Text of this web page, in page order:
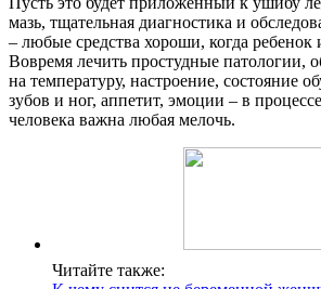
мазь, тщательная диагностика и
– любые средства хороши, когда ребенок
Вовремя лечить простудные патологии,
на температуру, настроение, состояние
зубов и ног, аппетит, эмоции – в
человека важна любая мелочь.
Читайте также: